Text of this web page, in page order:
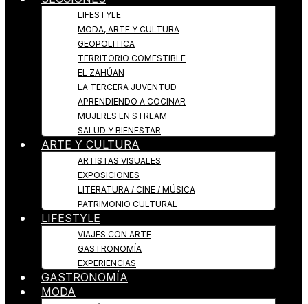
LIFESTYLE
MODA, ARTE Y CULTURA
GEOPOLITICA
TERRITORIO COMESTIBLE
EL ZAHÚAN
LA TERCERA JUVENTUD
APRENDIENDO A COCINAR
MUJERES EN STREAM
SALUD Y BIENESTAR
ARTE Y CULTURA
ARTISTAS VISUALES
EXPOSICIONES
LITERATURA / CINE / MÚSICA
PATRIMONIO CULTURAL
LIFESTYLE
VIAJES CON ARTE
GASTRONOMÍA
EXPERIENCIAS
GASTRONOMÍA
MODA